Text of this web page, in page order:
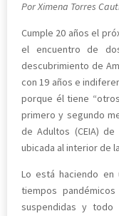
Por Ximena Torres
Cumple 20 años el
el encuentro de
descubrimiento de
con 19 años e
porque él tiene
primero y segundo
de Adultos (CEIA)
ubicada al interior de
Lo está haciendo en
tiempos
suspendidas y todo